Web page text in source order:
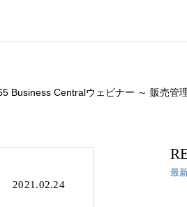
Business Centralウェビナー ～ 販売管
2021.02.24
最